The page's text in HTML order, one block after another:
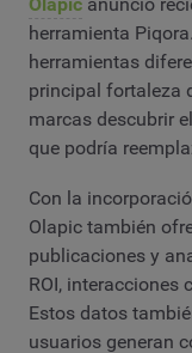
Olapic anunció
herramienta
herramientas
principal fortaleza
marcas descubrir
que podría
Con la
Olapic también
publicaciones y
ROI, interacciones
Estos datos
usuarios generan